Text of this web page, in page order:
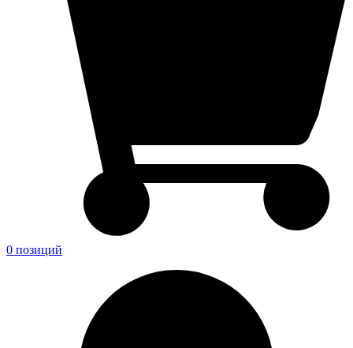
0 позиций